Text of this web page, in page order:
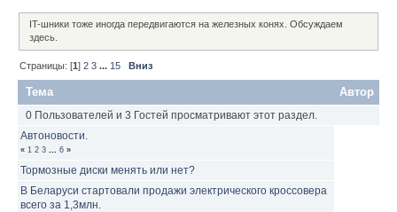
IT-шники тоже иногда передвигаются на железных конях. Обсуждаем
здесь.
Страницы: [1]2 3 ... 15 Вниз
Тема Автор
0 Пользователей и 3 Гостей просматривают этот раздел.
Автоновости.
« 1 2 3 6 »
Тормозные диски менять или нет?
В Беларуси стартовали продажи электрического кроссовера
всего за 1,3млн.